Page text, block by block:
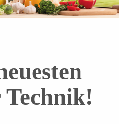
Technik!